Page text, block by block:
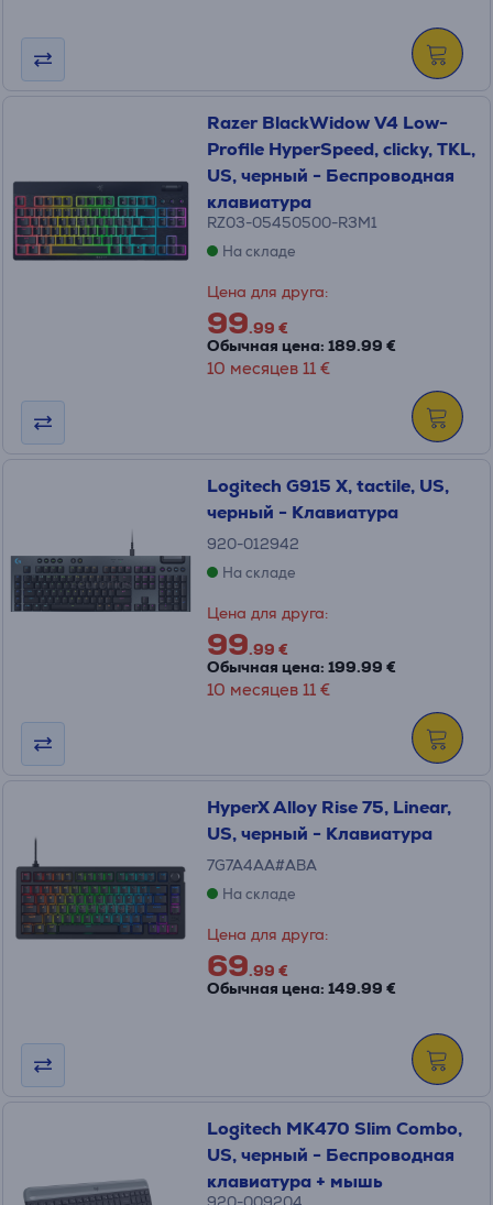
Razer BlackWidow V4 Low-
Profile HyperSpeed, clicky, TKL,
US, черный - Беспроводная
клавиатура
RZ03-05450500-R3M1
На складе
Цена для друга:
99.99 €
Обычная цена: 189.99 €
10 месяцев 11 €
Logitech G915 X, tactile, US,
черный - Клавиатура
920-012942
На складе
Цена для друга:
99.99 €
Обычная цена: 199.99 €
10 месяцев 11 €
HyperX Alloy Rise 75, Linear,
US, черный - Клавиатура
7G7A4AA#ABA
На складе
Цена для друга:
69.99 €
Обычная цена: 149.99 €
Logitech MK470 Slim Combo,
US, черный - Беспроводная
клавиатура + мышь